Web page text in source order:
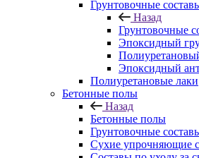
Грунтовочные
Назад
Грунтовочные
Эпоксидный
Эпоксидный
Полиуретановые лаки
Бетонные полы
Назад
Бетонные полы
Грунтовочные
Сухие упрочняющие